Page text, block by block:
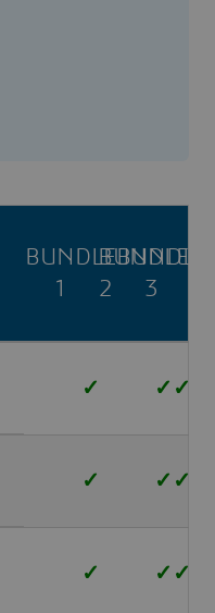
BUNDLE
1
BUNDLE
2
BUNDLE
3
✓ ✓ ✓
✓ ✓ ✓
✓ ✓ ✓